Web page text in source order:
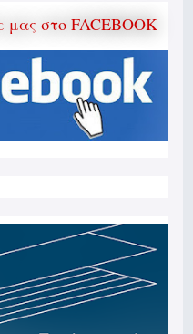
μας στο FACEBOOK